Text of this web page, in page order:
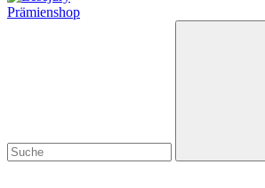
Prämienshop